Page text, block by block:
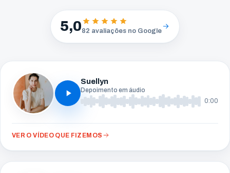
5,082 avaliações no Google
Suellyn
Depoimento em áudio
0:00
VER O VÍDEO QUE FIZEMOS